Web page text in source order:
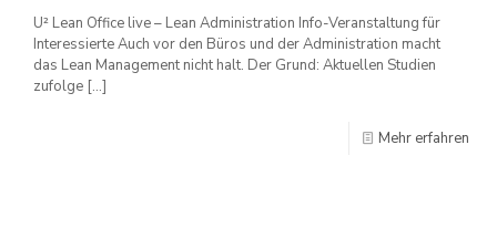
U² Lean Office live – Lean Administration Info-Veranstaltung für
Interessierte Auch vor den Büros und der Administration macht
das Lean Management nicht halt. Der Grund: Aktuellen Studien
zufolge […]
Mehr erfahren